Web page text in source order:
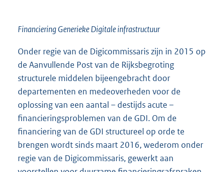
Financiering Generieke Digitale infrastructuur
Onder regie van de Digicommissaris zijn in 2015 op
de Aanvullende Post van de Rijksbegroting
structurele middelen bijeengebracht door
departementen en medeoverheden voor de
oplossing van een aantal – destijds acute –
financieringsproblemen van de GDI. Om de
financiering van de GDI structureel op orde te
brengen wordt sinds maart 2016, wederom onder
regie van de Digicommissaris, gewerkt aan